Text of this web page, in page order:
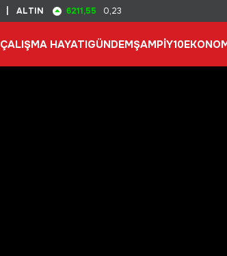
ALTIN 6211,55 0,23
ÇALIŞMA HAYATIGÜNDEMŞAMPİY10